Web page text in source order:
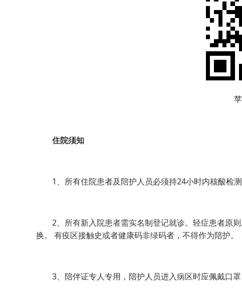
住院须知
1、所有住院患者及陪护人员必须持24小时内核酸检测
2、所有新入院患者需实名制登记就诊。轻症患者原则
换。 有疫区接触史或者健康码非绿码者，不得作为陪护。
3、陪伴证专人专用，陪护人员进入病区时应佩戴口罩